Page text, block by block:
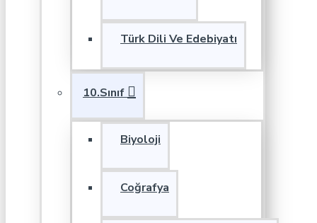
Türk Dili Ve Edebiyatı
10.Sınıf
Biyoloji
Coğrafya